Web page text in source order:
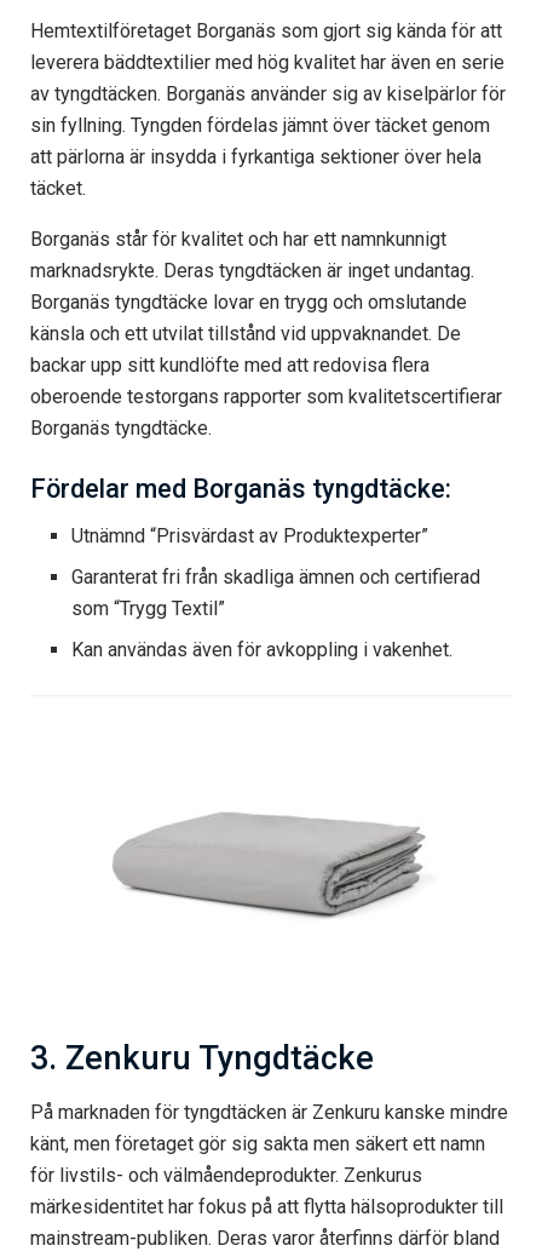
Hemtextilföretaget Borganäs som gjort sig kända för att
leverera bäddtextilier med hög kvalitet har även en serie
av tyngdtäcken. Borganäs använder sig av kiselpärlor för
sin fyllning. Tyngden fördelas jämnt över täcket genom
att pärlorna är insydda i fyrkantiga sektioner över hela
täcket.
Borganäs står för kvalitet och har ett namnkunnigt
marknadsrykte. Deras tyngdtäcken är inget undantag.
Borganäs tyngdtäcke lovar en trygg och omslutande
känsla och ett utvilat tillstånd vid uppvaknandet. De
backar upp sitt kundlöfte med att redovisa flera
oberoende testorgans rapporter som kvalitetscertifierar
Borganäs tyngdtäcke.
Fördelar med Borganäs tyngdtäcke:
Utnämnd “Prisvärdast av Produktexperter”
Garanterat fri från skadliga ämnen och certifierad
som “Trygg Textil”
Kan användas även för avkoppling i vakenhet.
3. Zenkuru Tyngdtäcke
På marknaden för tyngdtäcken är Zenkuru kanske mindre
känt, men företaget gör sig sakta men säkert ett namn
för livstils- och välmåendeprodukter. Zenkurus
märkesidentitet har fokus på att flytta hälsoprodukter till
mainstream-publiken. Deras varor återfinns därför bland